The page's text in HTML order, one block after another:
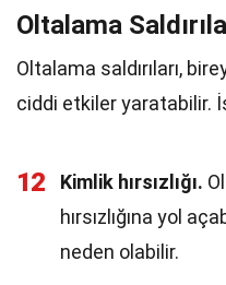
Oltalama
Oltalama saldırıları,
ciddi etkiler yaratabilir.
12 Kimlik hırsızlığı.
hırsızlığına yol
neden olabilir.